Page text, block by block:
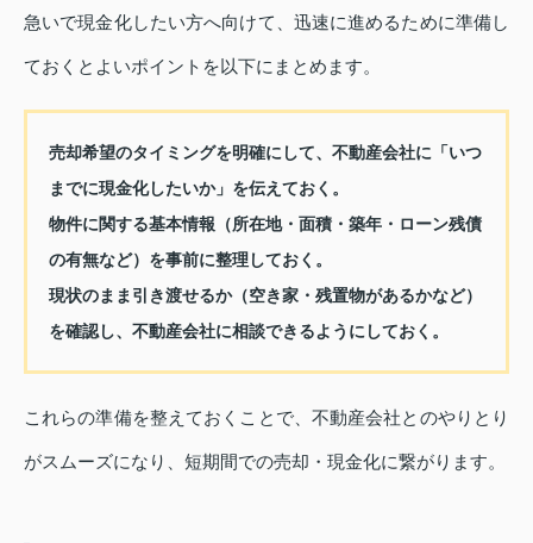
急いで現金化したい方へ向けて、迅速に進めるために準備し
ておくとよいポイントを以下にまとめます。
売却希望のタイミングを明確にして、不動産会社に「いつ
までに現金化したいか」を伝えておく。
物件に関する基本情報（所在地・面積・築年・ローン残債
の有無など）を事前に整理しておく。
現状のまま引き渡せるか（空き家・残置物があるかなど）
を確認し、不動産会社に相談できるようにしておく。
これらの準備を整えておくことで、不動産会社とのやりとり
がスムーズになり、短期間での売却・現金化に繋がります。